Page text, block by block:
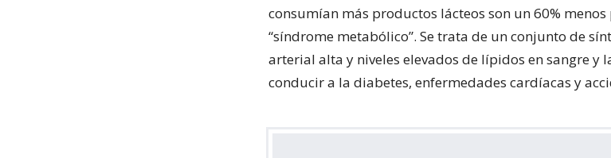
consumían más productos lácteos son un 60%
“síndrome metabólico”. Se trata de un conjunto de
arterial alta y niveles elevados de lípidos en sangre y
conducir a la diabetes, enfermedades cardíacas y